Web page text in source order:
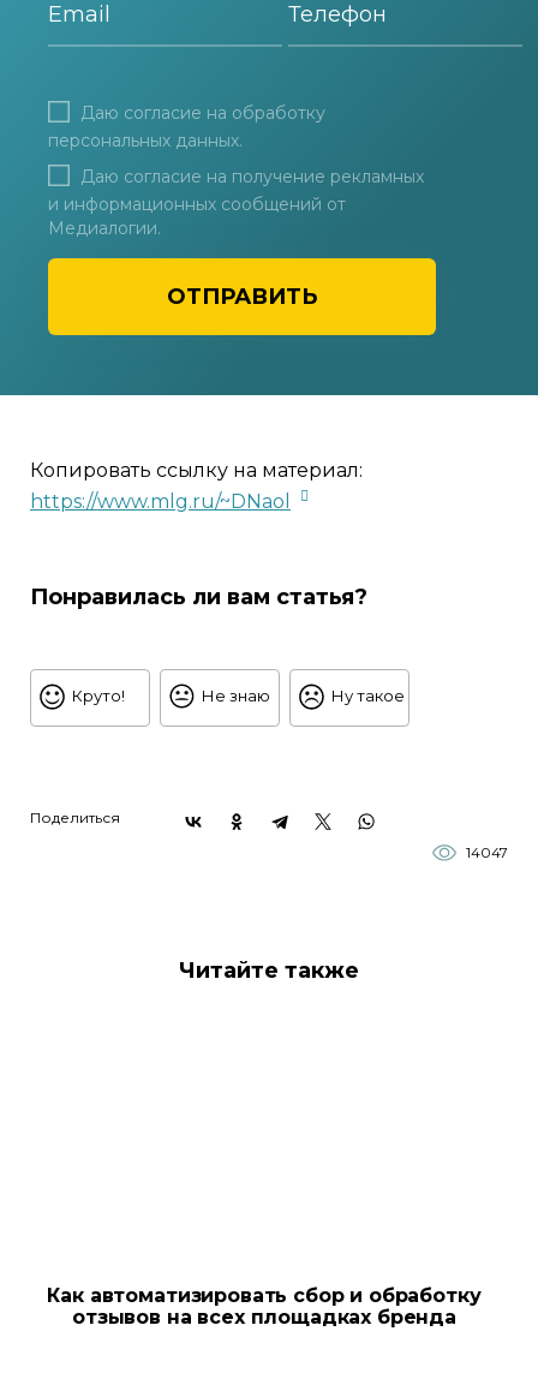
ОТПРАВИТЬ
Даю согласие на обработку
персональных данных.
Даю согласие на получение рекламных
и информационных сообщений от
Медиалогии.
Копировать ссылку на материал:
https://www.mlg.ru/~DNaol
Понравилась ли вам статья?
Круто! Не знаю Ну такое
Поделиться
14047
Читайте также
Как автоматизировать сбор и обработку
отзывов на всех площадках бренда